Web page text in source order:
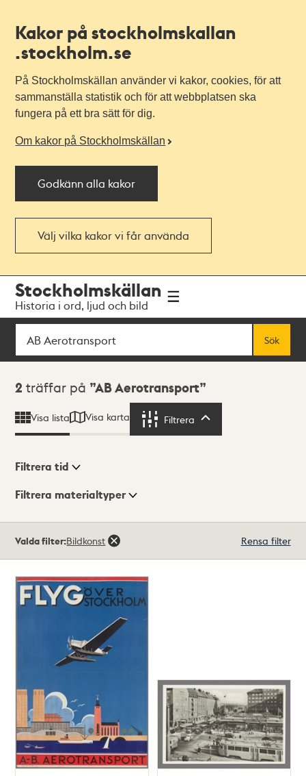
Kakor på stockholmskallan
.stockholm.se
På Stockholmskällan använder vi kakor, cookies, för att
sammanställa statistik och för att webbplatsen ska
fungera på ett bra sätt för dig.
Om kakor på Stockholmskällan
Godkänn alla kakor
Välj vilka kakor vi får använda
navigationen
huvudinnehållet
Stockholmskällan
Historia i ord, ljud och bild
Sök
Sök
Sökresultat
2 träffar på AB Aerotransport
Visa lista Visa karta Filtrera
Visningsläge
Filtrera tid
Filtrera materialtyper
träffar
Valda filter:Bildkonst Rensa filter